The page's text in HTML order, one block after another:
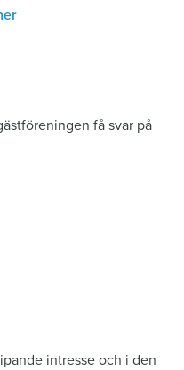
få svar på
intresse och i den